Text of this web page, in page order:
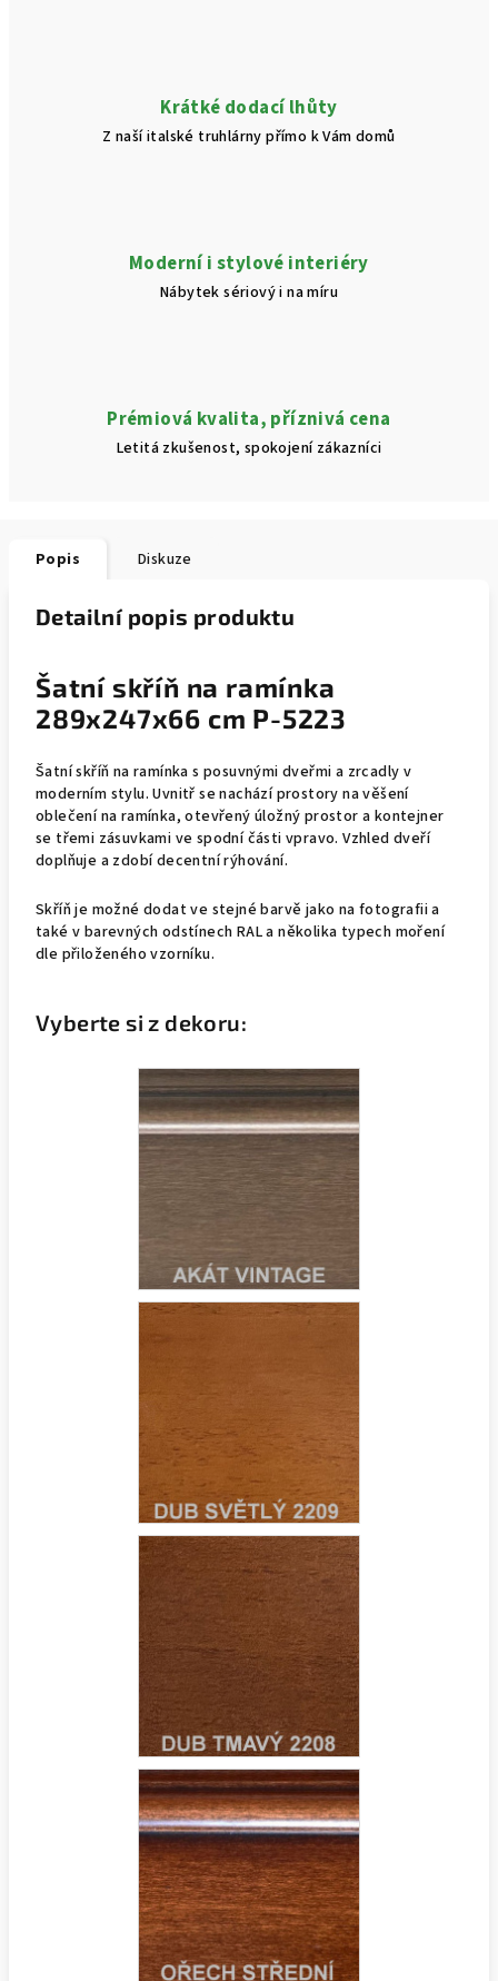
Krátké dodací lhůty
Z naší italské truhlárny přímo k Vám domů
Moderní i stylové interiéry
Nábytek sériový i na míru
Prémiová kvalita, příznivá cena
Letitá zkušenost, spokojení zákazníci
Popis Diskuze
Detailní popis produktu
Šatní skříň na ramínka
289x247x66 cm P-5223
Šatní skříň na ramínka s posuvnými dveřmi a zrcadly v
moderním stylu. Uvnitř se nachází prostory na věšení
oblečení na ramínka, otevřený úložný prostor a kontejner
se třemi zásuvkami ve spodní části vpravo. Vzhled dveří
doplňuje a zdobí decentní rýhování.
Skříň je možné dodat ve stejné barvě jako na fotografii a
také v barevných odstínech RAL a několika typech moření
dle přiloženého vzorníku.
Vyberte si z dekoru: